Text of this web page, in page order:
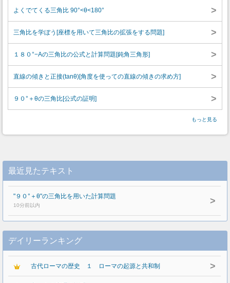
よくでてくる三角比 90°<θ<180° >
三角比を学ぼう[座標を用いて三角比の拡張をする問題] >
１８０°−Aの三角比の公式と計算問題[鈍角三角形] >
直線の傾きと正接(tanθ)[角度を使っての直線の傾きの求め方] >
９０°＋θの三角比[公式の証明] >
もっと見る
最近見たテキスト
"９０°＋θ"の三角比を用いた計算問題
10分前以内 >
デイリーランキング
古代ローマの歴史 １ ローマの起源と共和制 >